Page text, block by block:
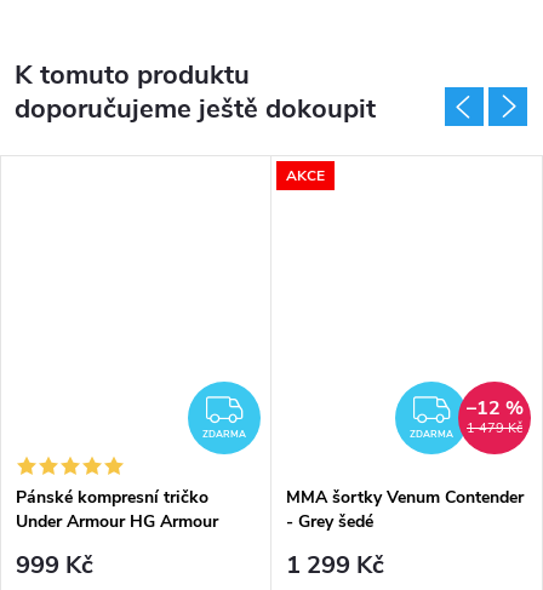
K tomuto produktu
doporučujeme ještě dokoupit
ZDARMA
ZDARMA
Pánské kompresní tričko
Under Armour HG Armour
999 Kč
AKCE
ZDARMA 1 479 Kč
–12 %
MMA šortky Venum Contender
- Grey šedé
1 299 Kč